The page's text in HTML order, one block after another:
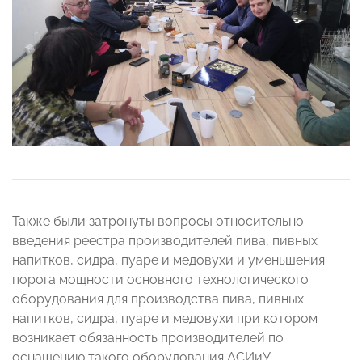
Также были затронуты вопросы относительно
введения реестра производителей пива, пивных
напитков, сидра, пуаре и медовухи и уменьшения
порога мощности основного технологического
оборудования для производства пива, пивных
напитков, сидра, пуаре и медовухи при котором
возникает обязанность производителей по